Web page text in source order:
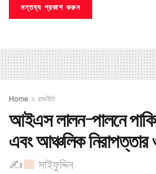
Home রাজনীতি
আইএস লালন-পালনে
এবং আঞ্চলিক
✍ ​সাইফুদ্দিন